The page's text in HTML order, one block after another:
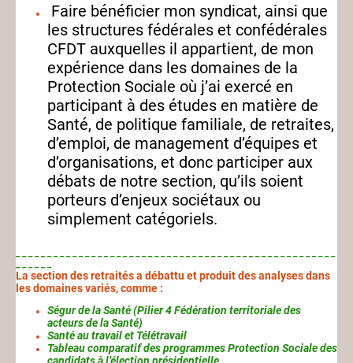
Faire bénéficier mon syndicat, ainsi que
les structures fédérales et confédérales
CFDT auxquelles il appartient, de mon
expérience dans les domaines de la
Protection Sociale où j’ai exercé en
participant à des études en matière de
Santé, de politique familiale, de retraites,
d’emploi, de management d’équipes et
d’organisations, et donc participer aux
débats de notre section, qu’ils soient
porteurs d’enjeux sociétaux ou
simplement catégoriels.
La section des retraités a débattu et produit des analyses dans
les domaines variés, comme :
Ségur de la Santé (Pilier 4 Fédération territoriale des
acteurs de la Santé)
Santé au travail et Télétravail
Tableau comparatif des programmes Protection Sociale des